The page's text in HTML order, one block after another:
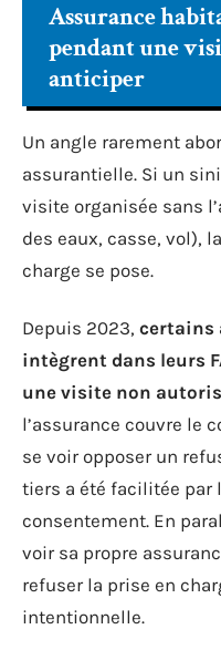
Assurance
pendant une
anticiper
Un angle rarement
assurantielle. Si un
visite organisée sans
des eaux, casse, vol),
charge se pose.
Depuis 2023, certains
intègrent dans leurs
une visite non
l’assurance couvre le
se voir opposer un
tiers a été facilitée par
consentement. En
voir sa propre
refuser la prise en
intentionnelle.